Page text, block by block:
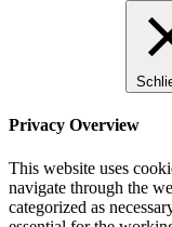
Privacy Overview
This website uses
navigate through the
categorized as